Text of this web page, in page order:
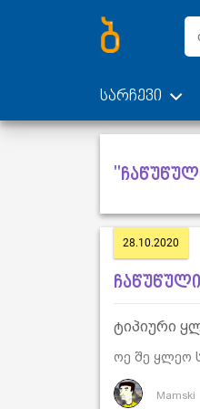
სარჩევი
28.10.2020
ტიპიური
ოე შე ყლეო
Mamski